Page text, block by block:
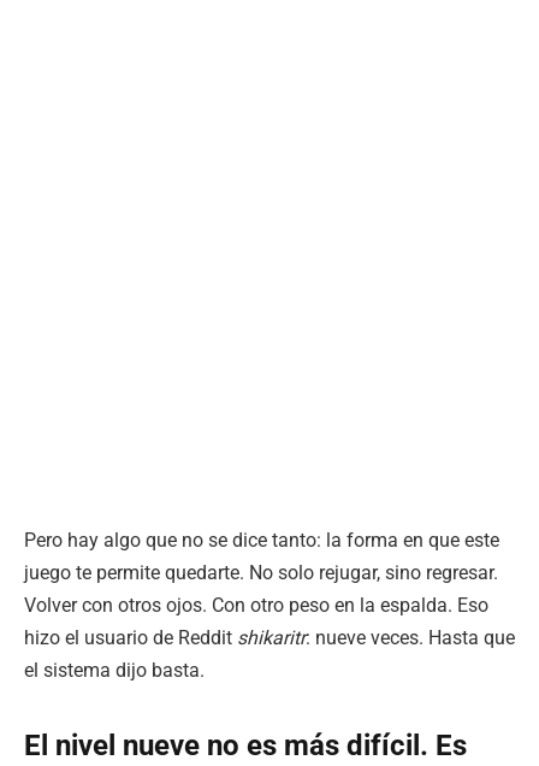
Pero hay algo que no se dice tanto: la forma en que este
juego te permite quedarte. No solo rejugar, sino regresar.
Volver con otros ojos. Con otro peso en la espalda. Eso
hizo el usuario de Reddit shikaritr: nueve veces. Hasta que
el sistema dijo basta.
El nivel nueve no es más difícil. Es